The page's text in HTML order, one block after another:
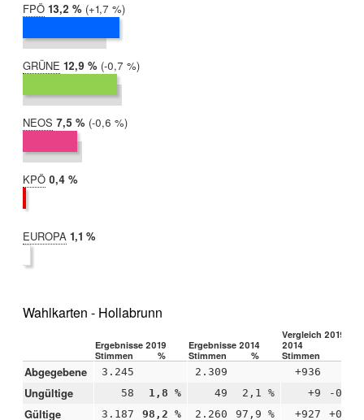
FPÖ 2019:
13,2 %
2014:
11,5 %
Differenz:
+1,7 %
GRÜNE 2019:
12,9 %
2014:
13,5 %
Differenz:
-0,7 %
NEOS 2019:
7,5 %
2014:
8,1 %
Differenz:
-0,6 %
KPÖ 2019:
0,4 %
EUROPA 2019:
1,1 %
Wahlkarten - Hollabrunn
Ergebnisse 2019 Ergebnisse 2014
Vergleich 2019 –
2014
Stimmen
% Stimmen % Stimmen
Abgegebene 3.245 2.309 +936
Ungültige 58 1,8 % 49 2,1 % +9 -0,3
Gültige 3.187 98,2 % 2.260 97,9 % +927 +0,3